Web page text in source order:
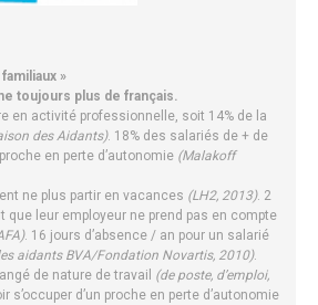
»
toujours plus de français.
en activité professionnelle, soit 14% de la
des Aidants). 18% des salariés de + de
en perte d’autonomie (Malakoff
ne plus partir en vacances (LH2, 2013). 2
que leur employeur ne prend pas en compte
. 16 jours d’absence / an pour un salarié
aidants BVA/Fondation Novartis, 2010).
de nature de travail (de poste, d’emploi,
s’occuper d’un proche en perte d’autonomie